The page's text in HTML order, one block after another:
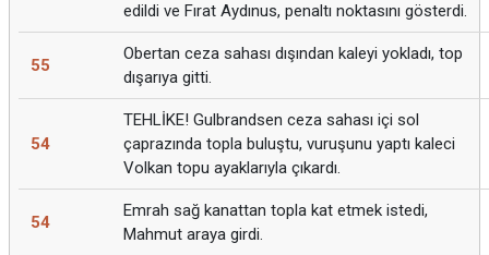
edildi ve Fırat Aydınus, penaltı noktasını gösterdi.
55
Obertan ceza sahası dışından kaleyi yokladı, top
dışarıya gitti.
54
TEHLİKE! Gulbrandsen ceza sahası içi sol
çaprazında topla buluştu, vuruşunu yaptı kaleci
Volkan topu ayaklarıyla çıkardı.
54
Emrah sağ kanattan topla kat etmek istedi,
Mahmut araya girdi.